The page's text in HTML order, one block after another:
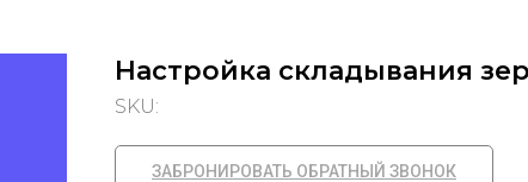
Настройка складывания
SKU:
ЗАБРОНИРОВАТЬ ОБРАТНЫЙ ЗВОНОК